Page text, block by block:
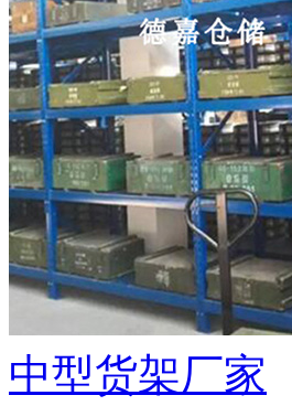
中型货架厂家